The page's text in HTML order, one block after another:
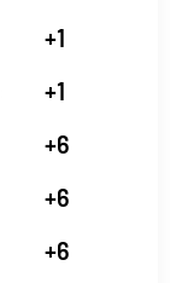
+1
+1
+6
+6
+6